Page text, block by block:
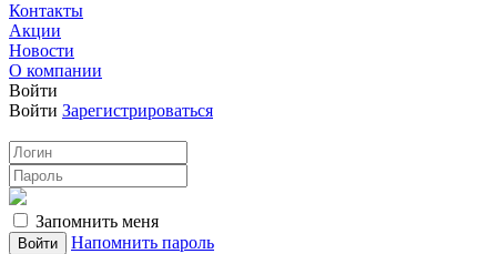
Контакты
Акции
Новости
О компании
Войти
Войти Зарегистрироваться
Запомнить меня
Напомнить пароль